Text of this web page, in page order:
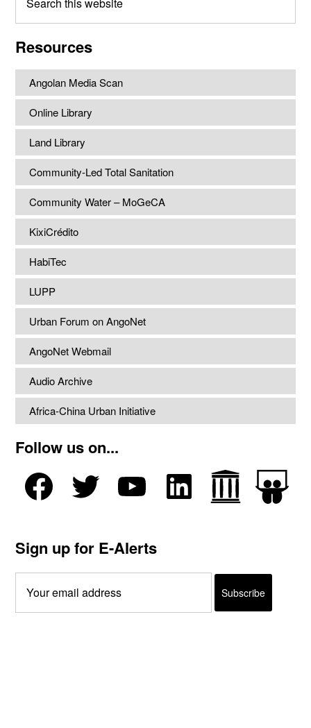
this
Resources
Angolan Media Scan
Online Library
Land Library
Community-Led Total Sanitation
Community Water – MoGeCA
KixiCrédito
HabiTec
LUPP
Urban Forum on AngoNet
AngoNet Webmail
Audio Archive
Africa-China Urban Initiative
Follow us on...
Sign up for E-Alerts